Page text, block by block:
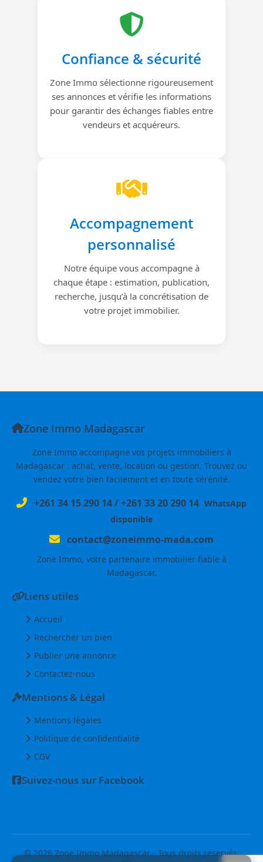
Confiance & sécurité
Zone Immo sélectionne rigoureusement
ses annonces et vérifie les informations
pour garantir des échanges fiables entre
vendeurs et acquéreurs.
Accompagnement
personnalisé
Notre équipe vous accompagne à
chaque étape : estimation, publication,
recherche, jusqu’à la concrétisation de
votre projet immobilier.
Zone Immo Madagascar
Zone Immo accompagne vos projets immobiliers à
Madagascar : achat, vente, location ou gestion. Trouvez ou
vendez votre bien facilement et en toute sérénité.
+261 34 15 290 14/+261 33 20 290 14 WhatsApp
disponible
contact@zoneimmo-mada.com
Zone Immo, votre partenaire immobilier fiable à
Madagascar.
Liens utiles
Accueil
Rechercher un bien
Publier une annonce
Contactez-nous
Mentions & Légal
Mentions légales
Politique de confidentialité
CGV
Suivez-nous sur Facebook
© 2026 Zone Immo Madagascar - Tous droits réservés.